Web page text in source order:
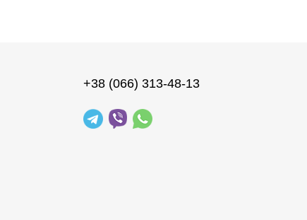
+38 (066) 313-48-13